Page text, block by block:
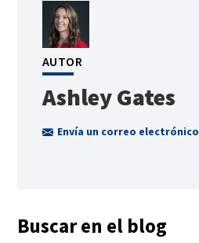
AUTOR
Ashley Gates
Envía un correo electrónico
Buscar en el blog